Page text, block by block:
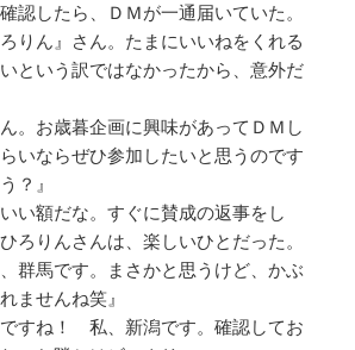
認したら、ＤＭが一通届いていた。
りん』さん。たまにいいねをくれる
という訳ではなかったから、意外だ
。お歳暮企画に興味があってＤＭし
いならぜひ参加したいと思うのです
？』
い額だな。すぐに賛成の返事をし
ろりんさんは、楽しいひとだった。
、群馬です。まさかと思うけど、かぶ
ませんね笑』
すね！ 私、新潟です。確認してお